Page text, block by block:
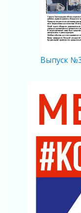
Музеи
03 августа 2026
Новая
03 августа 2026
Часть
рассчитывать
03 августа 2026
Клюква
просится
03 августа 2026
подняли
03 августа 2026
Шесть новых
Выпуск